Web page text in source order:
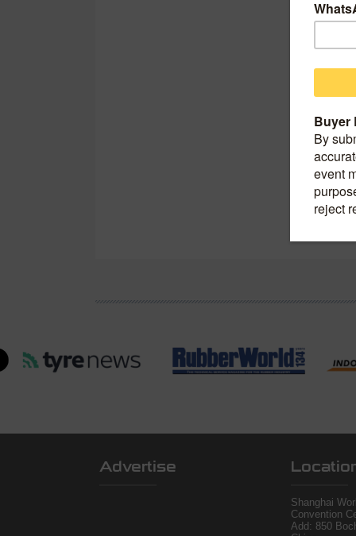
Advertise
Shanghai
Convention
Add: 850